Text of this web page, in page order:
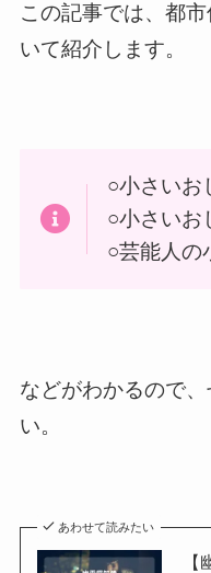
この記事では、都
いて紹介します。
○小さいお
○小さいお
○芸能人の
などがわかるので
い。
あわせて読みたい